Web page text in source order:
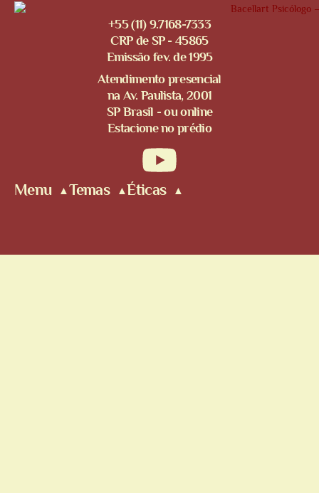
+55 (11) 9.7168-7333
CRP de SP - 45865
Emissão fev. de 1995
Atendimento presencial
na Av. Paulista, 2001
SP Brasil - ou online
Estacione no prédio
Menu Temas Éticas